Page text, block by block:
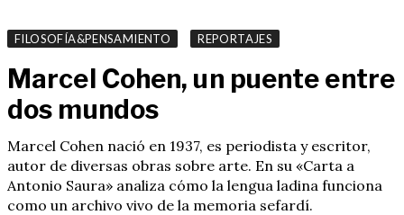
FILOSOFÍA&PENSAMIENTO REPORTAJES
Marcel Cohen, un puente entre
dos mundos
Marcel Cohen nació en 1937, es periodista y escritor,
autor de diversas obras sobre arte. En su «Carta a
Antonio Saura» analiza cómo la lengua ladina funciona
como un archivo vivo de la memoria sefardí.